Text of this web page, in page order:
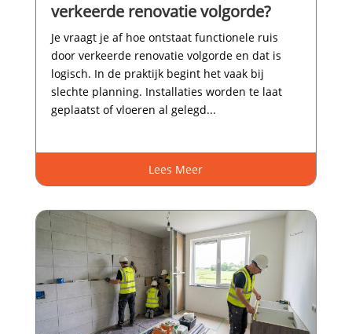
verkeerde renovatie volgorde?
Je vraagt je af hoe ontstaat functionele ruis
door verkeerde renovatie volgorde en dat is
logisch.​ In de praktijk begint het vaak bij
slechte planning.​ Installaties worden te laat
geplaatst of vloeren al gelegd...
Lees Meer